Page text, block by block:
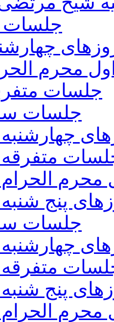
جلسات
چهارشنبه
محرم الحرام
جلسات
جلسات سال
چهارشنبه 1400
متفرقه 1400
الحرام 1400
پنج شنبه 1400
جلسات سال
چهارشنبه 1401
متفرقه 1401
پنج شنبه 1401
الحرام 1401